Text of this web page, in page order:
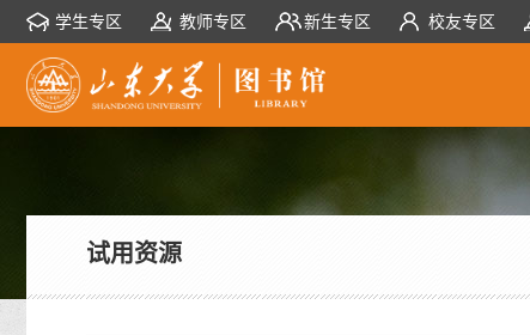
学生专区 教师专区 新生专区 校友专区
试用资源